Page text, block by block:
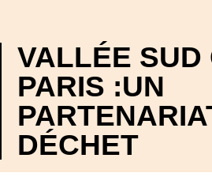
VALLÉE SUD
PARIS :UN
DÉCHET